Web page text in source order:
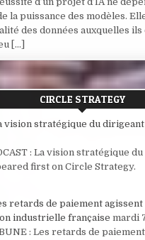
la puissance des modèles.
des données auxquelles ils
[…]
CIRCLE STRATEGY
vision stratégique du
: La vision stratégique
first on Circle Strategy.
retards de paiement agissent
industrielle française mardi
: Les retards de